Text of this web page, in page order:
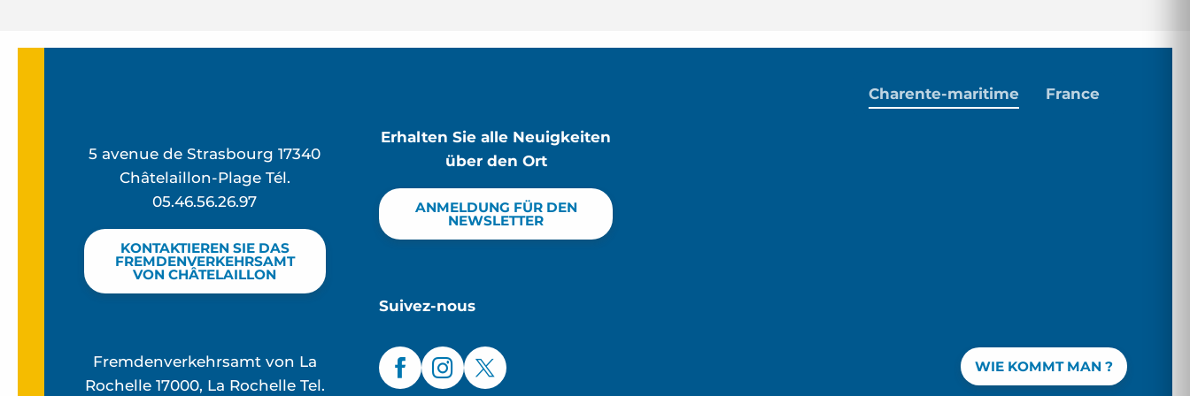
5 avenue de Strasbourg 17340
Châtelaillon-Plage Tél.
05.46.56.26.97
KONTAKTIEREN SIE DAS
FREMDENVERKEHRSAMT
VON CHÂTELAILLON
Fremdenverkehrsamt von La
Rochelle 17000, La Rochelle Tel.
Erhalten Sie alle Neuigkeiten
über den Ort
ANMELDUNG FÜR DEN
NEWSLETTER
Suivez-nous
WIE KOMMT MAN ?
Charente-maritime France